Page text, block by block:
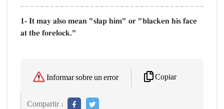
1- It may also mean "slap him" or "blacken his face
at the forelock."
Informar sobre un error Copiar
Compartir :